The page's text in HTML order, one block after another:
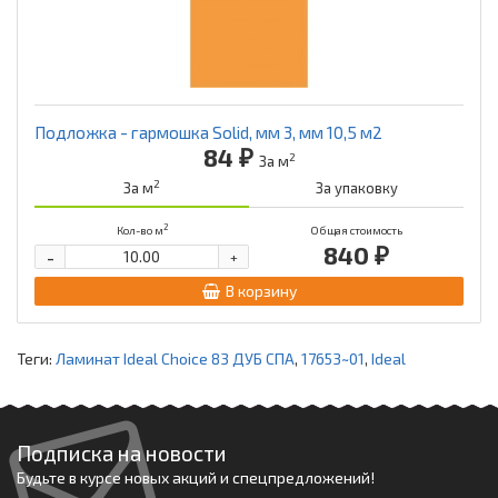
Подложка - гармошка Solid, мм 3, мм 10,5 м2
84 ₽ За м2
За м2 За упаковку
Кол-во м2 Общая стоимость
840 ₽
+
-
В корзину
Теги: Ламинат Ideal Choice 83 ДУБ СПА, 17653~01, Ideal
Подписка на новости
Будьте в курсе новых акций и спецпредложений!